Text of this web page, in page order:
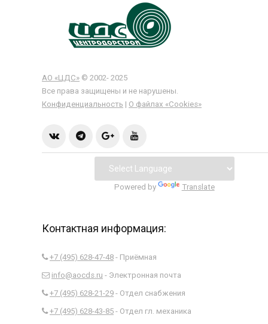
АО «ЦДС» © 2002- 2025
Все права защищены и не нарушены.
Конфиденциальность | О файлах «Сookies»
Powered by Translate
Контактная информация:
+7 (495) 628-47-48 - Приёмная
info@aocds.ru - Электронная почта
+7 (495) 628-21-29 - Отдел снабжения
+7 (495) 628-43-85 - Отдел гл. механика